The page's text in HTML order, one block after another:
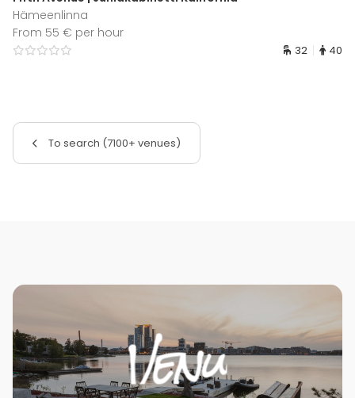
Hämeenlinna
From 55 € per hour
32 40
To search (7100+ venues)